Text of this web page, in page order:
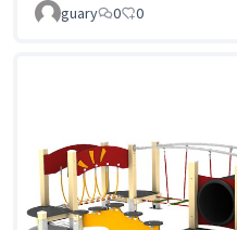
guary
0 0